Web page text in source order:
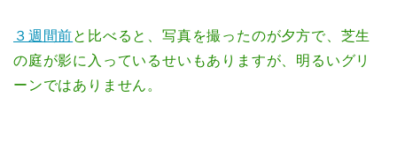
３週間前と比べると、写真を撮ったのが夕方で、芝生
の庭が影に入っているせいもありますが、明るいグリ
ーンではありません。